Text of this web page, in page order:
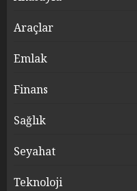
Araçlar
Emlak
Finans
Sağlık
Seyahat
Teknoloji